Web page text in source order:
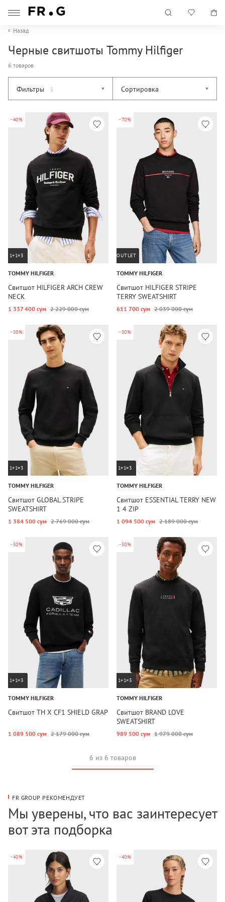
Назад
Черные свитшоты Tommy Hilfiger
6 товаров
Фильтры 5 Сортировка
-40%
1+1=3
TOMMY HILFIGER
Свитшот HILFIGER ARCH CREW
NECK
1 337 400 сум 2 229 000 сум
-70%
OUTLET
TOMMY HILFIGER
Свитшот HILFIGER STRIPE
TERRY SWEATSHIRT
611 700 сум 2 039 000 сум
-50%
1+1=3
TOMMY HILFIGER
Свитшот GLOBAL STRIPE
SWEATSHIRT
1 384 500 сум 2 769 000 сум
-50%
1+1=3
TOMMY HILFIGER
Свитшот ESSENTIAL TERRY NEW
1 4 ZIP
1 094 500 сум 2 189 000 сум
-50%
1+1=3
TOMMY HILFIGER
Свитшот TH X CF1 SHIELD GRAP
1 089 500 сум 2 179 000 сум
-50%
1+1=3
TOMMY HILFIGER
Свитшот BRAND LOVE
SWEATSHIRT
989 500 сум 1 979 000 сум
6 из 6 товаров
FR GROUP РЕКОМЕНДУЕТ
Мы уверены, что вас заинтересует
вот эта подборка
-40% -40%